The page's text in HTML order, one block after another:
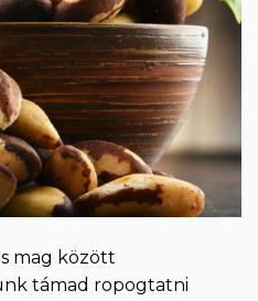
mag között
támad ropogtatni